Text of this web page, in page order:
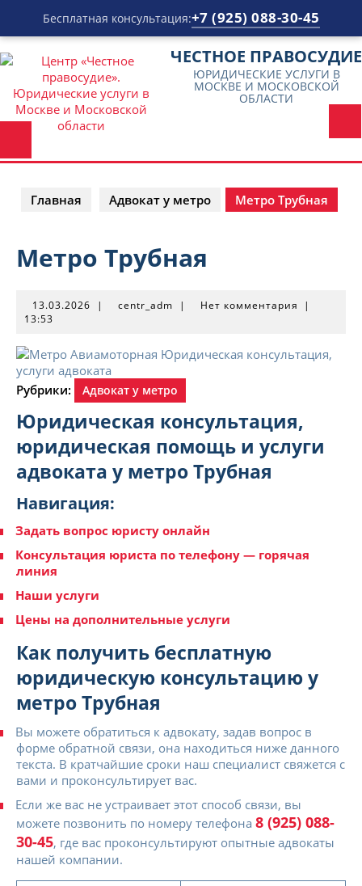
Бесплатная консультация:+7 (925) 088-30-45
Перейти
к
содержимому
ЧЕСТНОЕ ПРАВОСУДИЕ
ЮРИДИЧЕСКИЕ УСЛУГИ В
МОСКВЕ И МОСКОВСКОЙ
ОБЛАСТИ
Главная Адвокат у метро Метро Трубная
Метро Трубная
13.03.2026 13.03.2026
| centr_admcentr_adm
| Нет комментария
|
13:53
Рубрики: Адвокат у метро
Юридическая консультация,
юридическая помощь и услуги
адвоката у метро Трубная
Навигация:
Задать вопрос юристу онлайн
Консультация юриста по телефону — горячая
линия
Наши услуги
Цены на дополнительные услуги
Как получить бесплатную
юридическую консультацию у
метро Трубная
Вы можете обратиться к адвокату, задав вопрос в
форме обратной связи, она находиться ниже данного
текста. В кратчайшие сроки наш специалист свяжется с
вами и проконсультирует вас.
Если же вас не устраивает этот способ связи, вы
можете позвонить по номеру телефона 8 (925) 088-
30-45, где вас проконсультируют опытные адвокаты
нашей компании.